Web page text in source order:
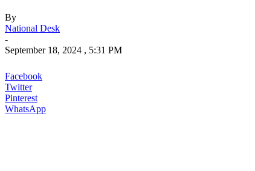
By
National Desk
-
September 18, 2024 , 5:31 PM
Facebook
Twitter
Pinterest
WhatsApp